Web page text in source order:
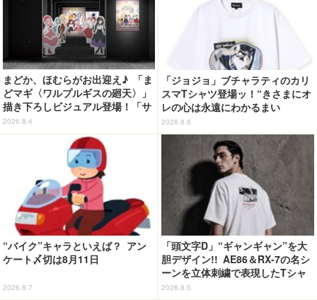
まどか、ほむらがお出迎え♪ 「ま
どマギ〈ワルプルギスの廻天〉」
描き下ろしビジュアル登場！「サ
ンシャインシティプリンスホテ
ル」コラボ開催
2026.8.4
「ジョジョ」ブチャラティのカリ
スマTシャツ登場ッ！“きさまにオ
レの心は永遠にわかるまい
ッ！”や感動のクライマックスを
デザイン
2026.8.6
“バイク”キャラといえば？ アン
ケート〆切は8月11日
2026.8.7
「頭文字D」“ギャンギャン”を大
胆デザイン!! AE86＆RX-7の名シ
ーンを立体刺繍で表現したTシャ
ツ登場
2026.8.5